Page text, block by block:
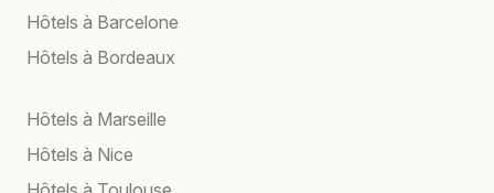
Hôtels à Barcelone
Hôtels à Bordeaux
Hôtels à Marseille
Hôtels à Nice